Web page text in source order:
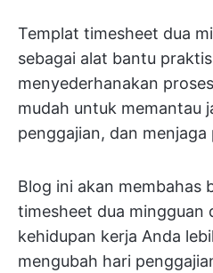
Templat timesheet dua
sebagai alat bantu
menyederhanakan
mudah untuk memantau
penggajian, dan menjaga
Blog ini akan membahas
timesheet dua mingguan
kehidupan kerja Anda
mengubah hari